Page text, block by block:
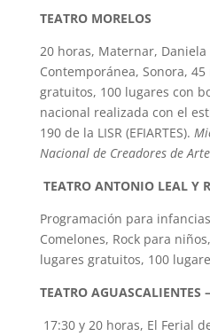
TEATRO MORELOS
20 horas, Maternar, Daniela
Contemporánea, Sonora,
gratuitos, 100 lugares con
nacional realizada con el
190 de la LISR (EFIARTES).
Nacional de Creadores de
TEATRO ANTONIO LEAL Y
Programación para
Comelones, Rock para
lugares gratuitos, 100
TEATRO AGUASCALIENTES
17:30 y 20 horas, El Ferial